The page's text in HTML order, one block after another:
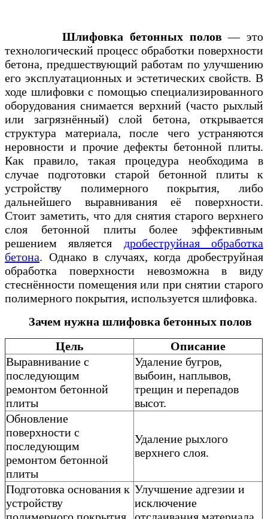
Шлифовка бетонных полов— это
технологический процесс обработки поверхности
бетона, предшествующий работам по улучшению
его эксплуатационных и эстетических свойств. В
ходе шлифовки с помощью специализированного
оборудования снимается верхний (часто рыхлый
или загрязнённый) слой бетона, открывается
структура материала, после чего устраняются
неровности и прочие дефекты бетонной плиты.
Как правило, такая процедура необходима в
случае подготовки старой бетонной плиты к
устройству полимерного покрытия, либо
дальнейшего выравнивания её поверхности.
Стоит заметить, что для снятия старого верхнего
слоя бетонной плиты более эффективным
решением является дробеструйная обработка
бетона. Однако в случаях, когда дробеструйная
обработка поверхности невозможна в виду
стеснённости помещения или при снятии старого
полимерного покрытия, используется шлифовка.
Зачем нужна шлифовка бетонных полов
Цель
Описание
Выравнивание с
последующим
ремонтом бетонной
плиты
Удаление бугров,
выбоин, наплывов,
трещин и перепадов
высот.
Обновление
поверхности с
последующим
ремонтом бетонной
плиты
Удаление рыхлого
верхнего слоя.
Подготовка основания к
устройству
Улучшение адгезии и
исключение